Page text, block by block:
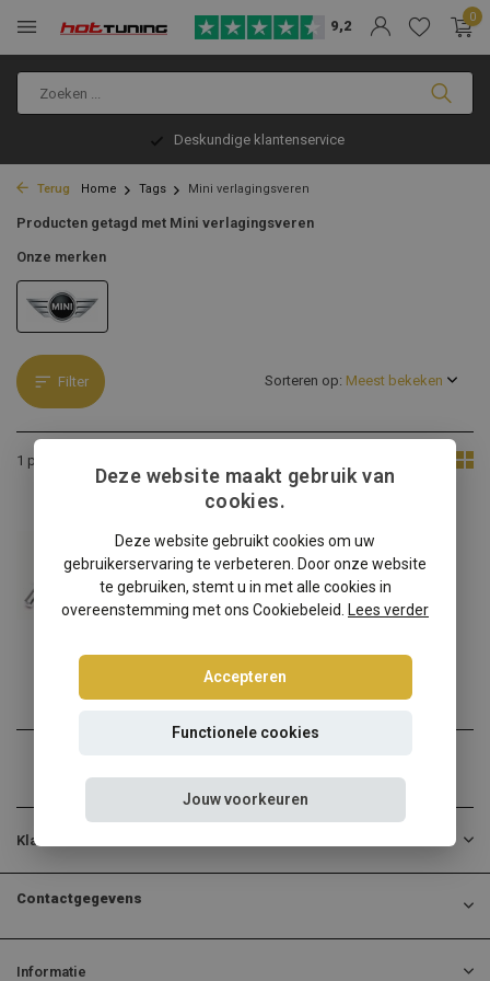
9,2
0
Deskundige klantenservice
Terug Home Tags Mini verlagingsveren
Producten getagd met Mini verlagingsveren
Onze merken
Filter
1 product
Sorteren op:
Mini R50 One/Cooper S schroefset
Mini R50 One/Cooper S? Ki...
€290,00
Klantenservice
Contactgegevens
Informatie
Deze website maakt gebruik van
cookies.
Deze website gebruikt cookies om uw
gebruikerservaring te verbeteren. Door onze website
te gebruiken, stemt u in met alle cookies in
overeenstemming met ons Cookiebeleid.
Lees verder
Accepteren
Functionele cookies
Jouw voorkeuren